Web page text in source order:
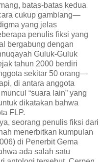
batas-batas kedua
cukup gamblang—
yang jelas
penulis fiksi yang
bergabung dengan
Guluk-Guluk
tahun 2000 berdiri
sekitar 50 orang—
di antara anggota
“suara lain” yang
dikatakan bahwa
FLP.
seorang penulis fiksi dari
menerbitkan kumpulan
di Penerbit Gema
ada salah satu